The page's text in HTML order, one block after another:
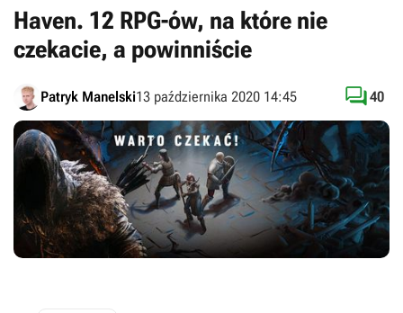
Haven. 12 RPG-ów, na które nie
czekacie, a powinniście
Patryk Manelski13 października 2020 14:45 40